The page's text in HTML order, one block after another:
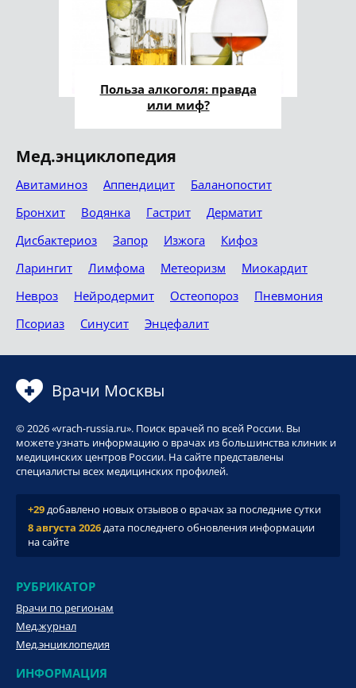
Польза алкоголя: правда
или миф?
Мед.энциклопедия
Авитаминоз Аппендицит
Баланопостит
Бронхит
Водянка Гастрит
Дерматит
Дисбактериоз
Запор Изжога
Кифоз
Ларингит
Лимфома Метеоризм
Миокардит
Невроз
Нейродермит Остеопороз
Пневмония
Псориаз
Синусит Энцефалит
Врачи Москвы
© 2026 «vrach-russia.ru». Поиск врачей по всей России. Вы
можете узнать информацию о врачах из большинства клиник и
медицинских центров России. На сайте представлены
специалисты всех медицинских профилей.
+29добавлено новых отзывов о врачах за последние сутки
8 августа 2026дата последнего обновления информации
на сайте
РУБРИКАТОР
Врачи по регионам
Мед.журнал
Мед.энциклопедия
ИНФОРМАЦИЯ